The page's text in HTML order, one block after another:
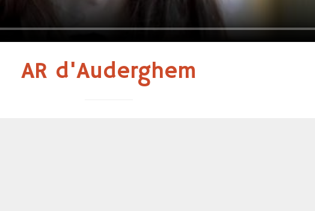
AR d'Auderghem